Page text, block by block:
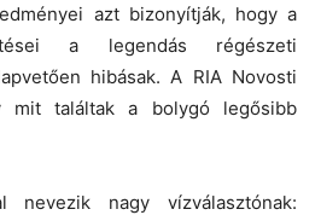
azt bizonyítják, hogy a
a legendás régészeti
hibásak. A RIA Novosti
mit találtak a bolygó legősibb
nevezik nagy vízválasztónak: